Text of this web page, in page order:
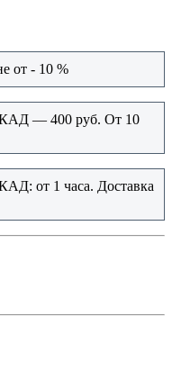
от - 10 %
— 400 руб. От 10
от 1 часа. Доставка